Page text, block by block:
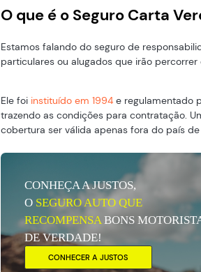
O que é o Seguro Carta
Estamos falando do seguro de
particulares ou alugados que irão percorrer
Ele foi instituído em 1994 e regulamentado
trazendo as condições para contratação.
cobertura ser válida apenas fora do país
CONHEÇA A JUSTOS,
O SEGURO AUTO QUE
RECOMPENSABONS
DE VERDADE!
CONHECER A JUSTOS